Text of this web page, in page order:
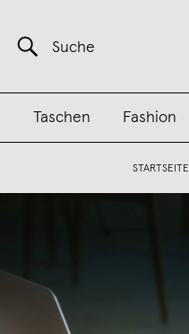
Suche
Taschen Fashion
STARTSEITE